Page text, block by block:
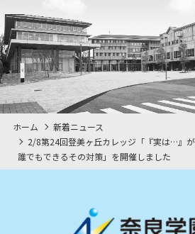
ホーム
新着ニュース
2/8第24回登美ヶ丘カレッジ「『実は…』
誰でもできるその対策」を開催しました